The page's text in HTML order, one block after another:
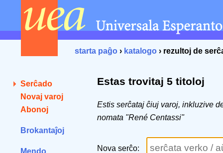
starta paĝo › katalogo › rezultoj de
Serĉado
Novaj varoj
Abonoj
Brokantaĵoj
Mendo
Estas trovitaj 5 titoloj
Estis serĉataj ĉiuj varoj, inkluzive
nomata "René Centassi"
Nova serĉo: